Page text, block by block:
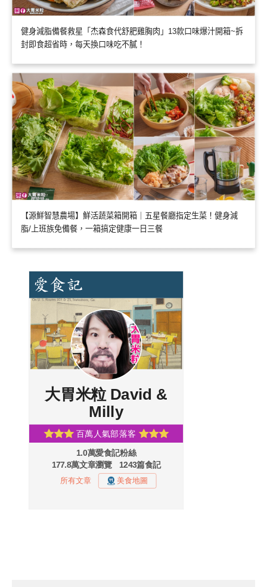
健身減脂備餐救星「杰森食代舒肥雞胸肉」13款口味爆汁開箱~拆
封即食超省時，每天換口味吃不膩！
【源鮮智慧農場】鮮活蔬菜箱開箱｜五星餐廳指定生菜！健身減
脂/上班族免備餐，一箱搞定健康一日三餐